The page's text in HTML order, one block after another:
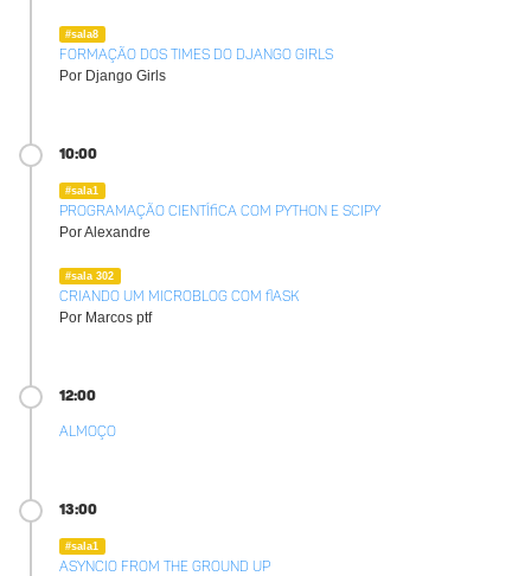
#sala8
Formação dos times do Django Girls
Por Django Girls
10:00
#sala1
Programação científica com Python e SciPy
Por Alexandre
#sala 302
Criando um microblog com flask
Por Marcos ptf
12:00
Almoço
13:00
#sala1
Asyncio from the ground up